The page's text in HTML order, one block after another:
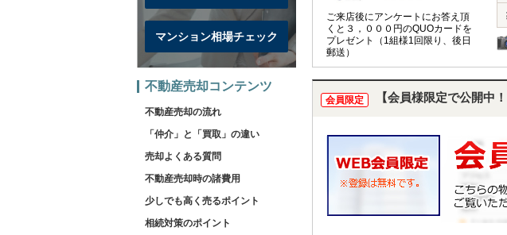
ご来店後にアンケートにお答え頂
くと３，０００円のQUOカードを
プレゼント（1組様1回限り、後日
郵送）
会員限定 【会員様限定で公開中！
マンション相場チェック
不動産売却コンテンツ
不動産売却の流れ
「仲介」と「買取」の違い
売却よくある質問
不動産売却時の諸費用
少しでも高く売るポイント
相続対策のポイント